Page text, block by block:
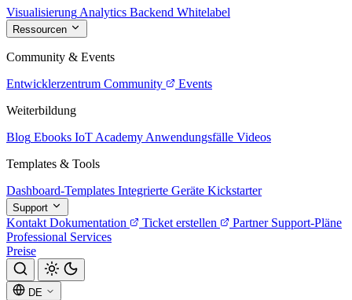
Visualisierung Analytics Backend Whitelabel
Ressourcen
Community & Events
Entwicklerzentrum Community
Events
Weiterbildung
Blog Ebooks IoT Academy Anwendungsfälle Videos
Templates & Tools
Dashboard-Templates Integrierte Geräte Kickstarter
Support
Kontakt Dokumentation Ticket erstellen Partner Support-Pläne
Professional Services
Preise
DE